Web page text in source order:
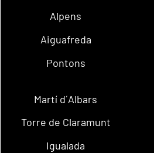
Alpens
Aiguafreda
Pontons
Martí d´Albars
Torre de Claramunt
Igualada